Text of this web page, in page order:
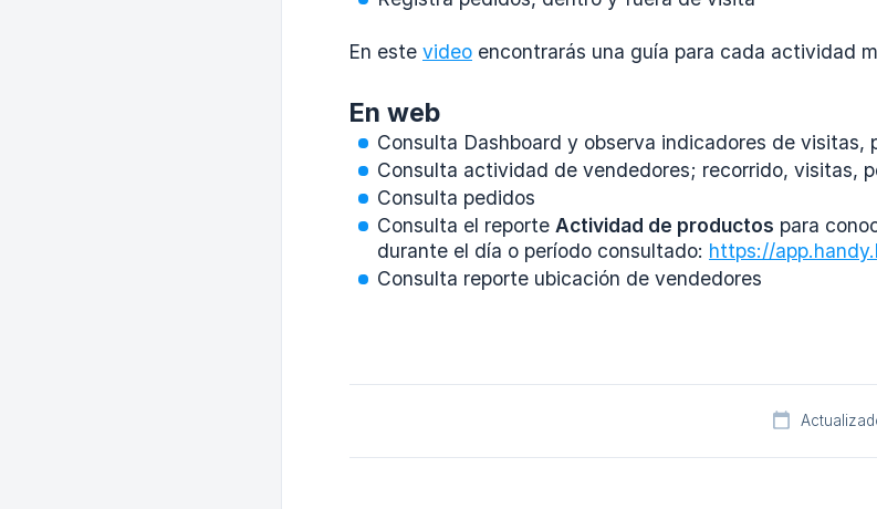
En este video encontrarás una guía para cada actividad
En web
Consulta Dashboard y observa indicadores de
Consulta actividad de vendedores; recorrido, visitas,
Consulta pedidos
Consulta el reporte Actividad de productos para
durante el día o período consultado: https://
Consulta reporte ubicación de vendedores